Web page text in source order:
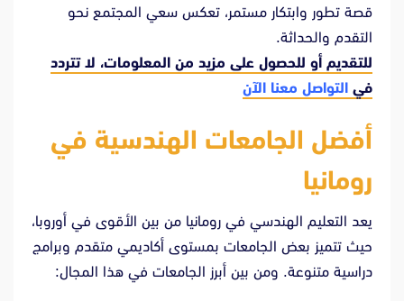
قصة تطور وابتكار مستمر، تعكس سعي المجتمع نحو
التقدم والحداثة.
للتقديم أو للحصول على مزيد من المعلومات، لا تتردد
في التواصل معنا الآن
أفضل الجامعات الهندسية في
رومانيا
يعد التعليم الهندسي في رومانيا من بين الأقوى في أوروبا،
حيث تتميز بعض الجامعات بمستوى أكاديمي متقدم وبرامج
دراسية متنوعة. ومن بين أبرز الجامعات في هذا المجال: